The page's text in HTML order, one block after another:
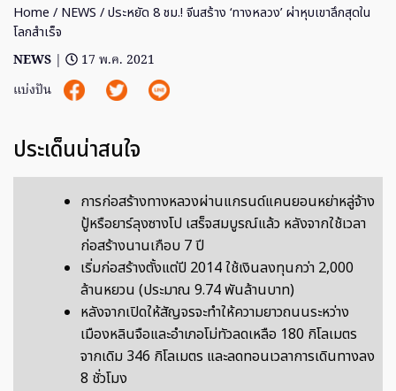
Home / NEWS / ประหยัด 8 ชม.! จีนสร้าง ‘ทางหลวง’ ผ่าหุบเขาลึกสุดใน
โลกสำเร็จ
NEWS |
17 พ.ค. 2021
แบ่งปัน
ประเด็นน่าสนใจ
การก่อสร้างทางหลวงผ่านแกรนด์แคนยอนหย่าหลู่จ้าง
ปู้หรือยาร์ลุงซางโป เสร็จสมบูรณ์แล้ว หลังจากใช้เวลา
ก่อสร้างนานเกือบ 7 ปี
เริ่มก่อสร้างตั้งแต่ปี 2014 ใช้เงินลงทุนกว่า 2,000
ล้านหยวน (ประมาณ 9.74 พันล้านบาท)
หลังจากเปิดให้สัญจรจะทำให้ความยาวถนนระหว่าง
เมืองหลินจือและอำเภอโม่ทัวลดเหลือ 180 กิโลเมตร
จากเดิม 346 กิโลเมตร และลดทอนเวลาการเดินทางลง
8 ชั่วโมง